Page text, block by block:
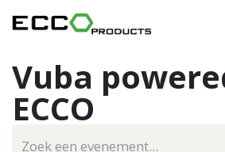
Vuba
ECCO